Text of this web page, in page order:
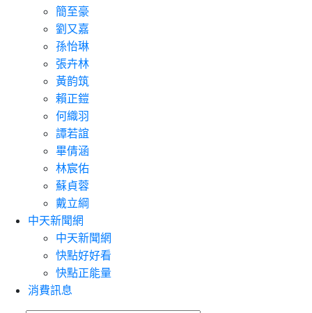
簡至豪
劉又嘉
孫怡琳
張卉林
黃韵筑
賴正鎧
何織羽
譚若誼
畢倩涵
林宸佑
蘇貞蓉
戴立綱
中天新聞網
中天新聞網
快點好好看
快點正能量
消費訊息